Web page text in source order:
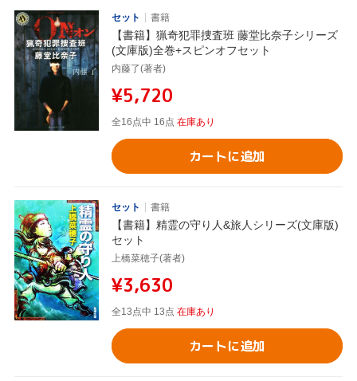
セット 書籍
【書籍】猟奇犯罪捜査班 藤堂比奈子シリーズ
(文庫版)全巻+スピンオフセット
内藤了(著者)
¥5,720
全16点中 16点 在庫あり
カートに追加
セット 書籍
【書籍】精霊の守り人&旅人シリーズ(文庫版)
セット
上橋菜穂子(著者)
¥3,630
全13点中 13点 在庫あり
カートに追加